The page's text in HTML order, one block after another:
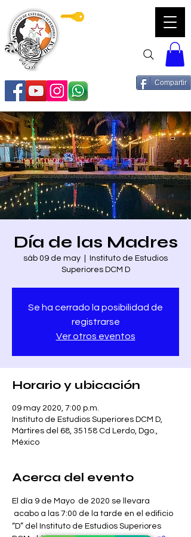
Compartir
Día de las Madres
sáb 09 de may
Instituto de Estudios
Superiores DCM D
Se ha cerrado la posibilidad de
registrarse
Ver otros eventos
Horario y ubicación
09 may 2020, 7:00 p.m.
Instituto de Estudios Superiores DCM D,
Mártires del 68, 35158 Cd Lerdo, Dgo.,
México
Acerca del evento
El día 9 de Mayo  de 2020 se llevara
acabo a las 7:00 de la tarde en el edificio
“D” del Instituto de Estudios Superiores